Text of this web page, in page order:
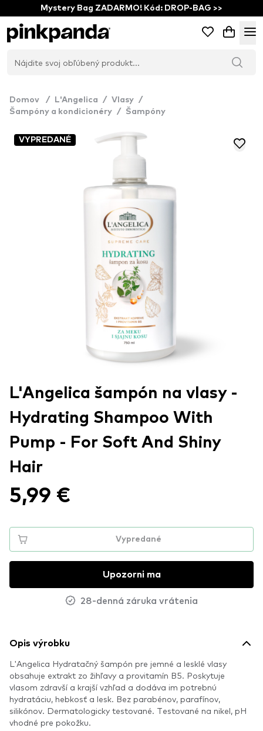
Mystery Bag ZADARMO! Kód: DROP-BAG >>
Domov / L'Angelica / Vlasy /
Šampóny a kondicionéry / Šampóny
VYPREDANÉ
L'Angelica šampón na vlasy -
Hydrating Shampoo With
Pump - For Soft And Shiny
Hair
5,99 €
Vypredané
Upozorni ma
28-denná záruka vrátenia
Opis výrobku
L'Angelica Hydratačný šampón pre jemné a lesklé vlasy
obsahuje extrakt zo žihľavy a provitamín B5. Poskytuje
vlasom zdravší a krajší vzhľad a dodáva im potrebnú
hydratáciu, hebkosť a lesk. Bez parabénov, parafínov,
silikónov. Dermatologicky testované. Testované na nikel, pH
vhodné pre pokožku.